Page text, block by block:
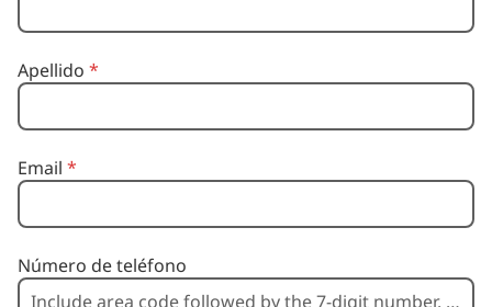
Apellido *
Email *
Número de teléfono